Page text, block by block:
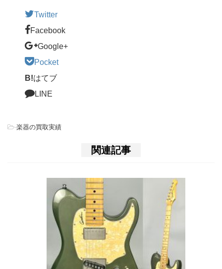
Twitter
Facebook
Google+
Pocket
B!はてブ
LINE
-楽器の買取実績
関連記事